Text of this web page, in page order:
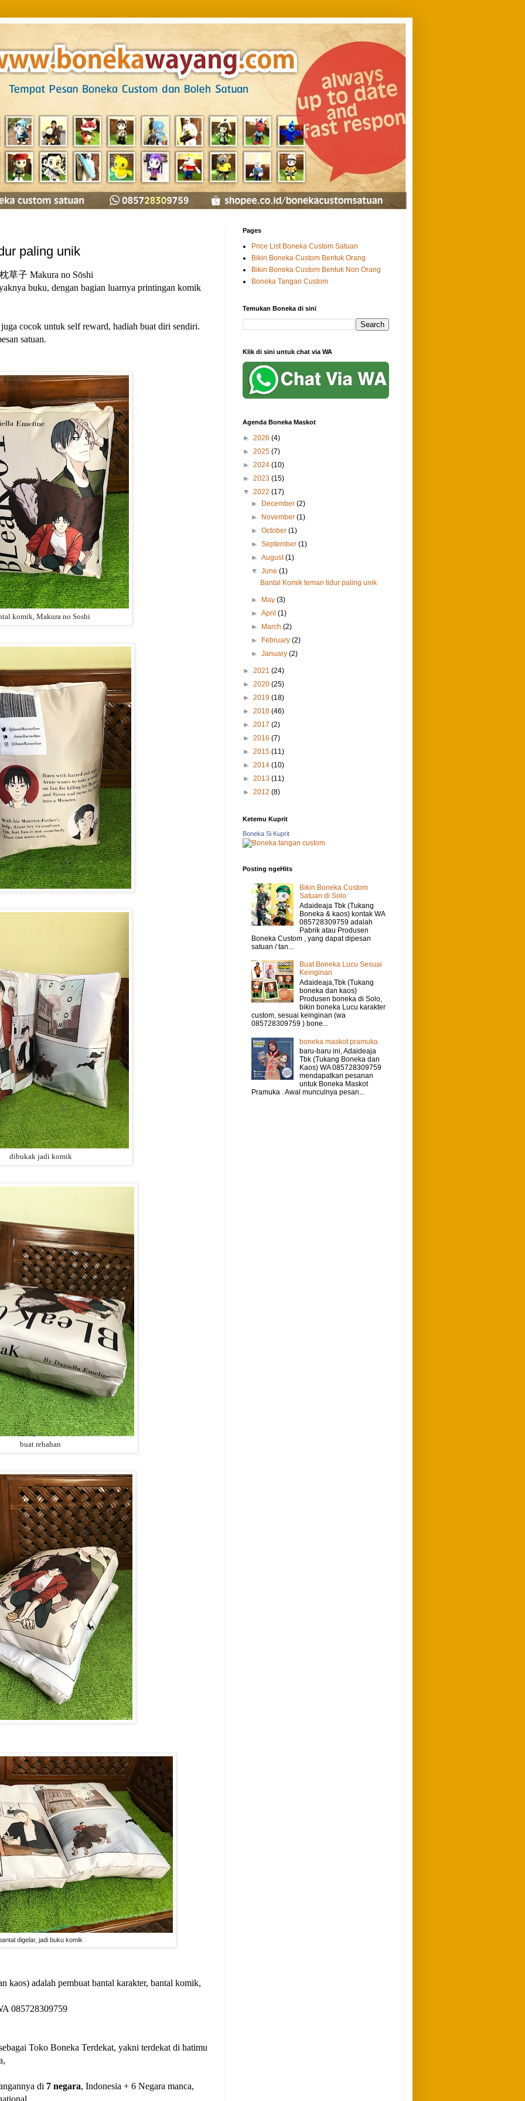
paling unik
草子 Makura no Sōshi
buku, dengan bagian luarnya printingan komik
cocok untuk self reward, hadiah buat diri sendiri.
satuan.
komik, Makura no Soshi
dibukak jadi komik
buat rebahan
digelar, jadi buku komik
kaos) adalah pembuat bantal karakter, bantal komik,
085728309759
Toko Boneka Terdekat, yakni terdekat di hatimu
di 7 negara, Indonesia + 6 Negara manca,
Pages
Price List Boneka Custom Satuan
Bikin Boneka Custom Bentuk Orang
Bikin Boneka Custom Bentuk Non Orang
Boneka Tangan Custom
Temukan Boneka di sini
Klik di sini untuk chat via WA
Agenda Boneka Maskot
► 2026 (4)
► 2025 (7)
► 2024 (10)
► 2023 (15)
▼ 2022 (17)
► December(2)
► November(1)
►October(1)
►September(1)
►August(1)
▼June(1)
Bantal Komik teman tidur paling unik
► May(3)
►April(1)
► March(2)
► February(2)
►January(2)
► 2021 (24)
► 2020 (25)
► 2019 (18)
► 2018 (46)
► 2017 (2)
► 2016 (7)
► 2015 (11)
► 2014 (10)
► 2013 (11)
► 2012 (8)
Ketemu Kuprit
Boneka Si Kuprit
Posting ngeHits
Bikin Boneka Custom
Satuan di Solo
Adaideaja Tbk (Tukang
Boneka & kaos) kontak WA
085728309759 adalah
Pabrik atau Produsen
Boneka Custom , yang dapat dipesan
satuan / tan...
Buat Boneka Lucu Sesuai
Keinginan
Adaideaja,Tbk (Tukang
boneka dan kaos)
Produsen boneka di Solo,
bikin boneka Lucu karakter
custom, sesuai keinginan (wa
085728309759 ) bone...
boneka maskot pramuka
baru-baru ini, Adaideaja
Tbk (Tukang Boneka dan
Kaos) WA 085728309759
mendapatkan pesanan
untuk Boneka Maskot
Pramuka . Awal munculnya pesan...